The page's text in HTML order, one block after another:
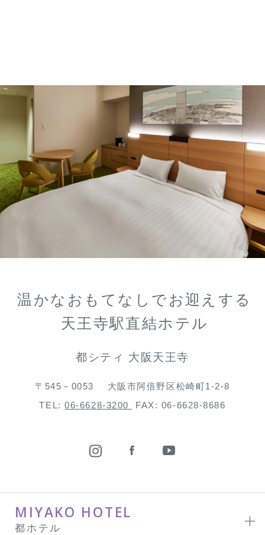
温かなおもてなしでお迎えする
天王寺駅直結ホテル
都シティ 大阪天王寺
〒545－0053
大阪市阿倍野区松崎町1-2-8
TEL:06-6628-3200 FAX: 06-6628-8686
MIYAKO HOTEL
都ホテル